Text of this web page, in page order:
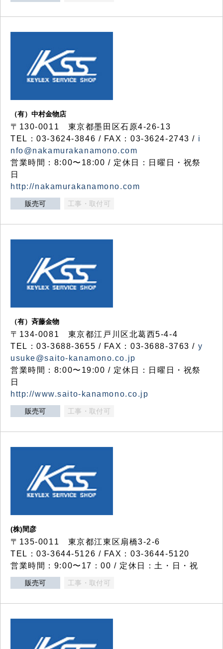
（有）中村金物店
〒130-0011 東京都墨田区石原4-26-13
TEL：03-3624-3846 / FAX：03-3624-2743 / i
nfo@nakamurakanamono.com
営業時間：8:00〜18:00 / 定休日：日曜日・祝祭
日
http://nakamurakanamono.com
販売可 工事・取付可
（有）斉藤金物
〒134-0081 東京都江戸川区北葛西5-4-4
TEL：03-3688-3655 / FAX：03-3688-3763 / y
usuke@saito-kanamono.co.jp
営業時間：8:00〜19:00 / 定休日：日曜日・祝祭
日
http://www.saito-kanamono.co.jp
販売可 工事・取付可
(株)間彦
〒135-0011 東京都江東区扇橋3-2-6
TEL：03-3644-5126 / FAX：03-3644-5120
営業時間：9:00〜17：00 / 定休日：土・日・祝
販売可 工事・取付可